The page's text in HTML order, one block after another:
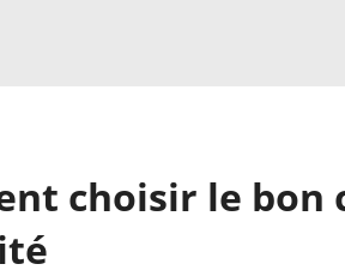
choisir le